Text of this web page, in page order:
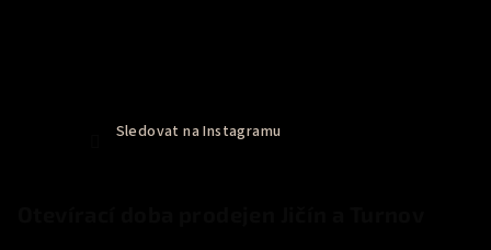
Sledovat na Instagramu